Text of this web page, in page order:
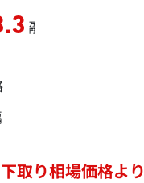
万
円
下取り相場価格より